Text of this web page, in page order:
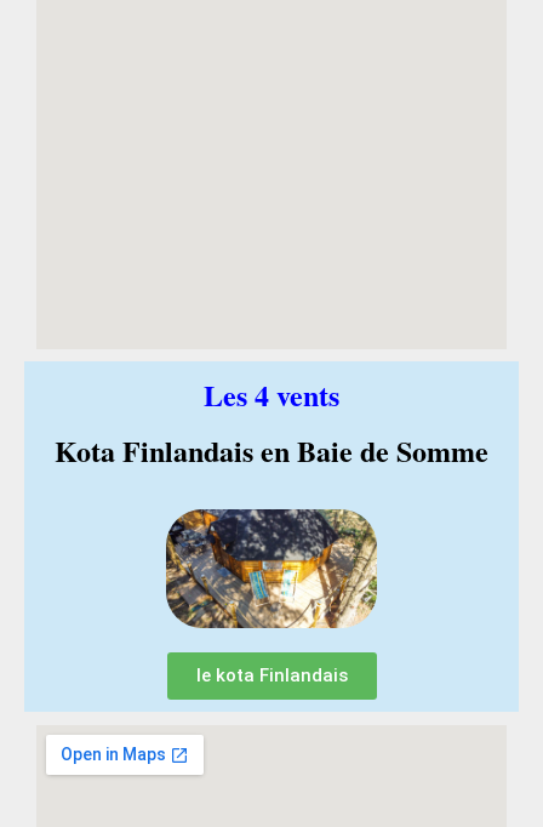
Les 4 vents
Kota Finlandais en Baie de Somme
le kota Finlandais